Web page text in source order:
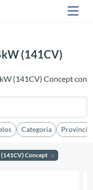
(141CV)
(141CV) Concept con
Categoría Provincia
Concept